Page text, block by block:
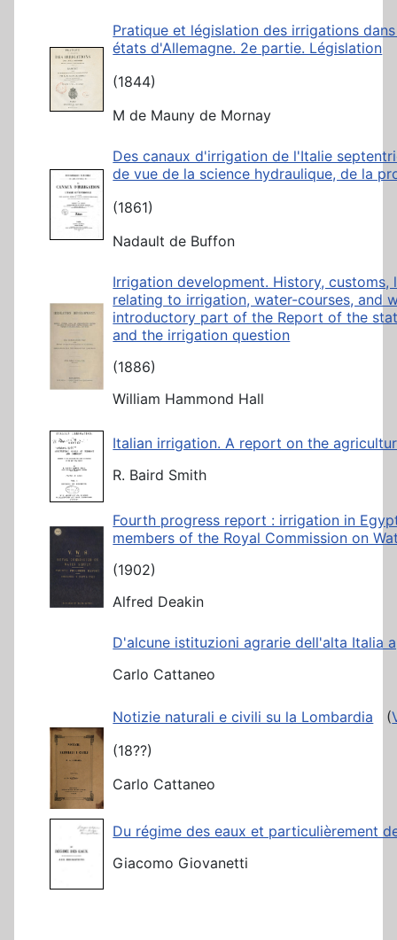
Pratique et législation des irrigations
états d'Allemagne. 2e partie. Législation
(1844)
M de Mauny de Mornay
Des canaux d'irrigation de l'Italie
de vue de la science hydraulique, de la
(1861)
Nadault de Buffon
Irrigation development. History,
relating to irrigation, water-courses, and
introductory part of the Report of the
and the irrigation question
(1886)
William Hammond Hall
Italian irrigation. A report on the
R. Baird Smith
Fourth progress report : irrigation in
members of the Royal Commission on
(1902)
Alfred Deakin
D'alcune istituzioni agrarie dell'alta Italia
Carlo Cattaneo
Notizie naturali e civili su la Lombardia (
(18??)
Carlo Cattaneo
Du régime des eaux et particulièrement
Giacomo Giovanetti